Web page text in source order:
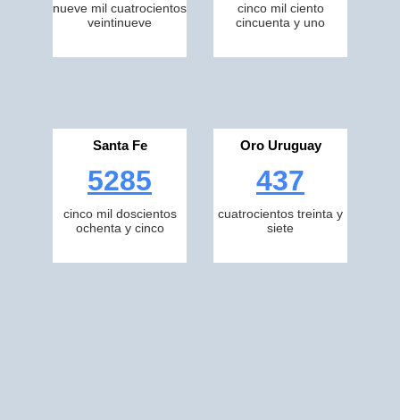
nueve mil cuatrocientos
veintinueve
cinco mil ciento
cincuenta y uno
Santa Fe
5285
cinco mil doscientos
ochenta y cinco
Oro Uruguay
437
cuatrocientos treinta y
siete